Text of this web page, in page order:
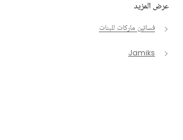
عرض المزيد
فساتين ماركات للبنات
Jamiks